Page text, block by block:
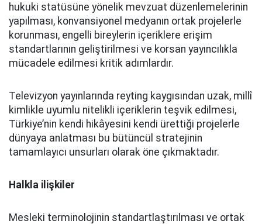
hukuki statüsüne yönelik mevzuat düzenlemelerinin
yapılması, konvansiyonel medyanın ortak projelerle
korunması, engelli bireylerin içeriklere erişim
standartlarının geliştirilmesi ve korsan yayıncılıkla
mücadele edilmesi kritik adımlardır.
Televizyon yayınlarında reyting kaygısından uzak, millî
kimlikle uyumlu nitelikli içeriklerin teşvik edilmesi,
Türkiye’nin kendi hikâyesini kendi ürettiği projelerle
dünyaya anlatması bu bütüncül stratejinin
tamamlayıcı unsurları olarak öne çıkmaktadır.
Halkla ilişkiler
Mesleki terminolojinin standartlaştırılması ve ortak